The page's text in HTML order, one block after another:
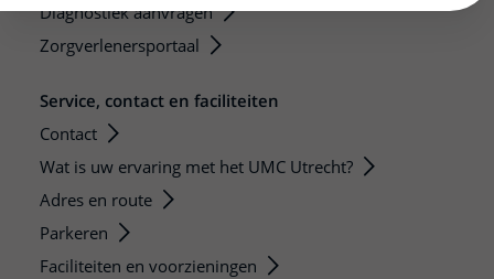
Diagnostiek aanvragen
Zorgverlenersportaal
Service, contact en faciliteiten
Contact
Wat is uw ervaring met het UMC Utrecht?
Adres en route
Parkeren
Faciliteiten en voorzieningen